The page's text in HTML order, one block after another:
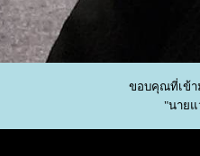
ขอบคุณที่เข้า
"นายแ